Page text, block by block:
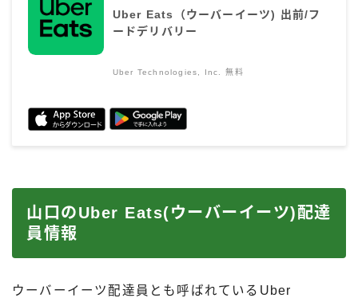
Uber Eats（ウーバーイーツ) 出前/フ
ードデリバリー
Uber Technologies, Inc. 無料
山口のUber Eats(ウーバーイーツ)配達
員情報
ウーバーイーツ配達員とも呼ばれているUber